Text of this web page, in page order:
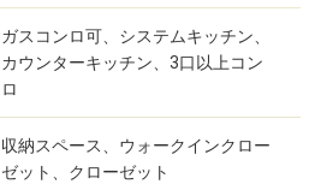
ガスコンロ可、システムキッチン、
カウンターキッチン、3口以上コン
ロ
収納スペース、ウォークインクロー
ゼット、クローゼット